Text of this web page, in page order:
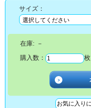
サイズ：
在庫: －
購入数：
枚